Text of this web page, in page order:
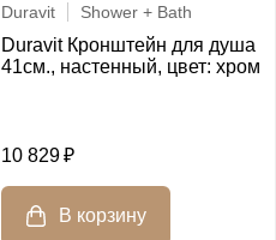
Duravit Shower + Bath
Duravit Кронштейн для душа
41см., настенный, цвет: хром
10 829